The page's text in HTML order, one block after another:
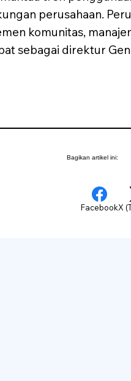
perusahaan.
komunitas,
sebagai direktur
Bagikan artikel ini:
FacebookX